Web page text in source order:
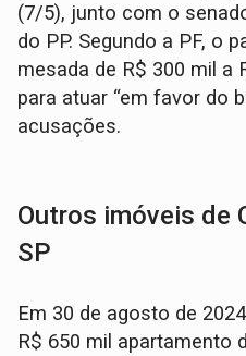
(7/5), junto com o
do PP. Segundo a PF, o
mesada de R$ 300 mil a
para atuar “em favor do
acusações.
Outros imóveis de
SP
Em 30 de agosto de
R$ 650 mil apartamento